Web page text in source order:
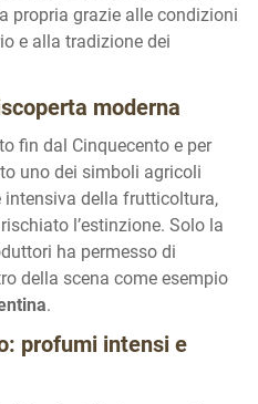
propria grazie alle condizioni
e alla tradizione dei
moderna
fin dal Cinquecento e per
uno dei simboli agricoli
della frutticoltura,
l’estinzione. Solo la
ha permesso di
della scena come esempio
.
profumi intensi e